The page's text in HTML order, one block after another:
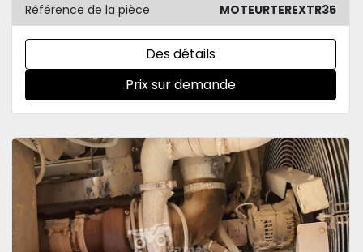
Référence de la pièce
MOTEURTEREXTR35
Des détails
Prix sur demande